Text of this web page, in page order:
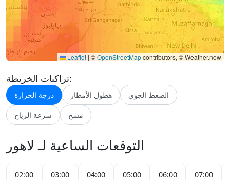
Leaflet | ©OpenStreetMapcontributors, © Weather.now
تراكبات الخريطة:
درجة الحرارة هطول الأمطار الضغط الجوي
سرعة الرياح مسح
التوقعات الساعية لـ لاهور
02:00 03:00 04:00 05:00 06:00 07:00